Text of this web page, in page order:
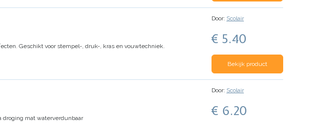
Geschikt voor stempel-, druk-, kras en vouwtechniek.
Door: Scolair
€ 5.40
Bekijk product
droging mat waterverdunbaar
Door: Scolair
€ 6.20